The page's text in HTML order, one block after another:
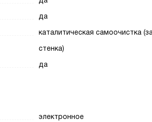
да
каталитическая самоочистка
стенка)
да
электронное